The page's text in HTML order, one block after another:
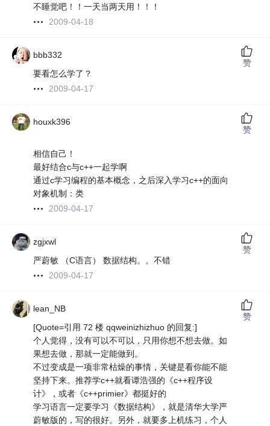
不睡觉吧！！一天当两天用！！！
2009-04-18
bbb332
要看怎么学了？
2009-04-17
赞
houxk396
相信自己！
最好结合c与c++一起学啊
通过c学习编程的基本概念，之后深入学习c++的面向
对象机制：类
2009-04-17
赞
zgjxwl
严蔚敏 （C语言） 数据结构。。不错
2009-04-17
赞
lean_NB
[Quote=引用 72 楼 qqweinizhizhuo 的回复:]
个人觉得，没有可以不可以，只用你想不想去做。如
果想去做，那就一定能做到。
不过变成是一项非常枯燥的事情，关键是看你能不能
坚持下来。推荐学c++就看谭浩强的《c++程序设
计》，或者《c++primier》都挺好的
学习语言一定要学习《数据结构》，就是清华大学严
蔚敏版的，写的很好。另外，就要多上机练习，个人
赞